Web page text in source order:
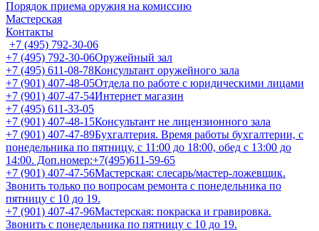
Порядок приема оружия на комиссию
Мастерская
Контакты
+7 (495) 792-30-06
+7 (495) 792-30-06Оружейный зал
+7 (495) 611-08-78Консультант оружейного зала
+7 (901) 407-48-05Отдела по работе с юридическими лицами
+7 (901) 407-47-54Интернет магазин
+7 (495) 611-33-05
+7 (901) 407-48-15Консультант не лицензионного зала
+7 (901) 407-47-89Бухгалтерия. Время работы бухгалтерии, с
понедельника по пятницу, с 11:00 до 18:00, обед с 13:00 до
14:00. Доп.номер:+7(495)611-59-65
+7 (901) 407-47-56Мастерская: слесарь/мастер-ложевщик.
Звонить только по вопросам ремонта с понедельника по
пятницу с 10 до 19.
+7 (901) 407-47-96Мастерская: покраска и гравировка.
Звонить с понедельника по пятницу с 10 до 19.